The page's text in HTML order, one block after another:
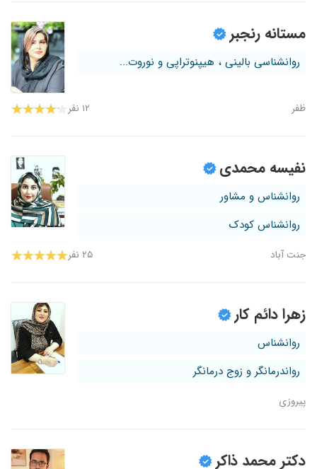
مستانه رنجبر
روانشناسی بالینی ، هیپنوتراپی و نوروت...
ظفر ۱۲ نفر
نفیسه محمدی
روانشناس و مشاور
روانشناس کودک
جنت آباد ۲۵ نفر
زهرا دائم کار
روانشناس
رواندرمانگر و زوج درمانگر
پیروزی
دکتر محمد ذاکر